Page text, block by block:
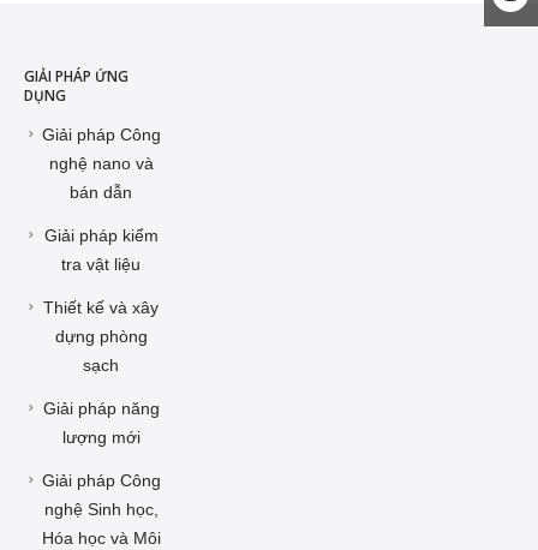
GIẢI PHÁP ỨNG
DỤNG
Giải pháp Công
nghệ nano và
bán dẫn
Giải pháp kiểm
tra vật liệu
Thiết kế và xây
dựng phòng
sạch
Giải pháp năng
lượng mới
Giải pháp Công
nghệ Sinh học,
Hóa học và Môi